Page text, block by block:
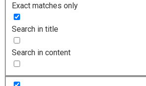
Exact matches only
Search in title
Search in content